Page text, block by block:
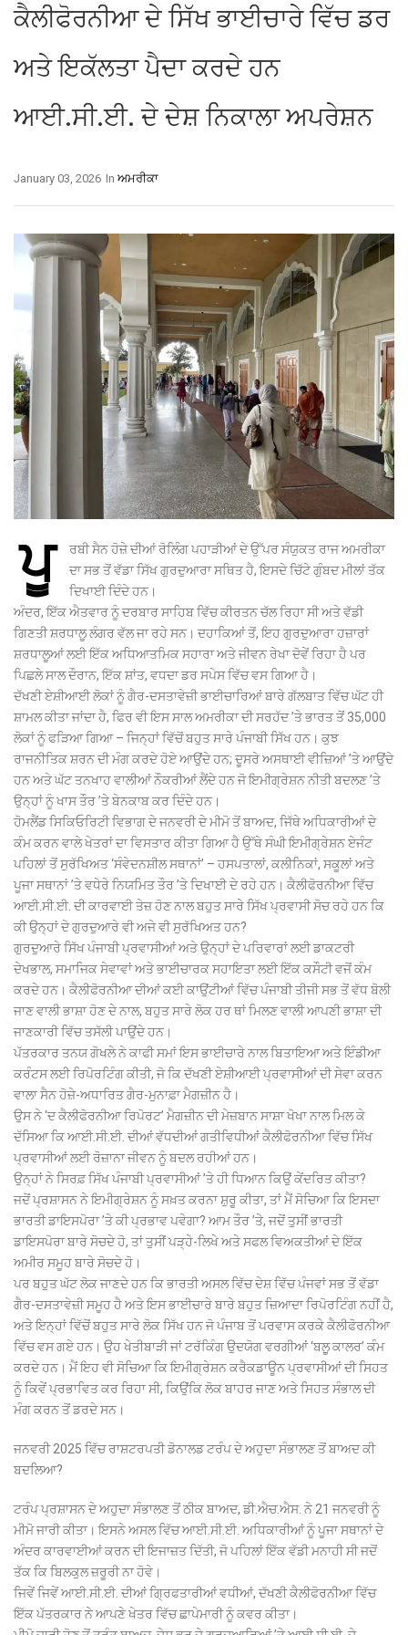
ਕੈਲੀਫੋਰਨੀਆ ਦੇ ਸਿੱਖ ਭਾਈਚਾਰੇ ਵਿੱਚ ਡਰ
ਅਤੇ ਇਕੱਲਤਾ ਪੈਦਾ ਕਰਦੇ ਹਨ
ਆਈ.ਸੀ.ਈ. ਦੇ ਦੇਸ਼ ਨਿਕਾਲਾ ਅਪਰੇਸ਼ਨ
In ਅਮਰੀਕਾ
January 03, 2026
ਪੂ
ਰਬੀ ਸੈਨ ਹੋਜ਼ੇ ਦੀਆਂ ਰੋਲਿੰਗ ਪਹਾੜੀਆਂ ਦੇ ਉੱਪਰ ਸੰਯੁਕਤ ਰਾਜ ਅਮਰੀਕਾ
ਦਾ ਸਭ ਤੋਂ ਵੱਡਾ ਸਿੱਖ ਗੁਰਦੁਆਰਾ ਸਥਿਤ ਹੈ, ਇਸਦੇ ਚਿੱਟੇ ਗੁੰਬਦ ਮੀਲਾਂ ਤੱਕ
ਦਿਖਾਈ ਦਿੰਦੇ ਹਨ।
ਅੰਦਰ, ਇੱਕ ਐਤਵਾਰ ਨੂੰ ਦਰਬਾਰ ਸਾਹਿਬ ਵਿੱਚ ਕੀਰਤਨ ਚੱਲ ਰਿਹਾ ਸੀ ਅਤੇ ਵੱਡੀ
ਗਿਣਤੀ ਸ਼ਰਧਾਲੂ ਲੰਗਰ ਵੱਲ ਜਾ ਰਹੇ ਸਨ। ਦਹਾਕਿਆਂ ਤੋਂ, ਇਹ ਗੁਰਦੁਆਰਾ ਹਜ਼ਾਰਾਂ
ਸ਼ਰਧਾਲੂਆਂ ਲਈ ਇੱਕ ਅਧਿਆਤਮਿਕ ਸਹਾਰਾ ਅਤੇ ਜੀਵਨ ਰੇਖਾ ਦੋਵੇਂ ਰਿਹਾ ਹੈ ਪਰ
ਪਿਛਲੇ ਸਾਲ ਦੌਰਾਨ, ਇੱਕ ਸ਼ਾਂਤ, ਵਧਦਾ ਡਰ ਸਪੇਸ ਵਿੱਚ ਵਸ ਗਿਆ ਹੈ।
ਦੱਖਣੀ ਏਸ਼ੀਆਈ ਲੋਕਾਂ ਨੂੰ ਗੈਰ-ਦਸਤਾਵੇਜ਼ੀ ਭਾਈਚਾਰਿਆਂ ਬਾਰੇ ਗੱਲਬਾਤ ਵਿੱਚ ਘੱਟ ਹੀ
ਸ਼ਾਮਲ ਕੀਤਾ ਜਾਂਦਾ ਹੈ, ਫਿਰ ਵੀ ਇਸ ਸਾਲ ਅਮਰੀਕਾ ਦੀ ਸਰਹੱਦ ’ਤੇ ਭਾਰਤ ਤੋਂ 35,000
ਲੋਕਾਂ ਨੂੰ ਫੜਿਆ ਗਿਆ – ਜਿਨ੍ਹਾਂ ਵਿੱਚੋਂ ਬਹੁਤ ਸਾਰੇ ਪੰਜਾਬੀ ਸਿੱਖ ਹਨ। ਕੁਝ
ਰਾਜਨੀਤਿਕ ਸ਼ਰਨ ਦੀ ਮੰਗ ਕਰਦੇ ਹੋਏ ਆਉਂਦੇ ਹਨ; ਦੂਸਰੇ ਅਸਥਾਈ ਵੀਜ਼ਿਆਂ ’ਤੇ ਆਉਂਦੇ
ਹਨ ਅਤੇ ਘੱਟ ਤਨਖਾਹ ਵਾਲੀਆਂ ਨੌਕਰੀਆਂ ਲੈਂਦੇ ਹਨ ਜੋ ਇਮੀਗ੍ਰੇਸ਼ਨ ਨੀਤੀ ਬਦਲਣ ’ਤੇ
ਉਨ੍ਹਾਂ ਨੂੰ ਖਾਸ ਤੌਰ ’ਤੇ ਬੇਨਕਾਬ ਕਰ ਦਿੰਦੇ ਹਨ।
ਹੋਮਲੈਂਡ ਸਿਕਿਓਰਿਟੀ ਵਿਭਾਗ ਦੇ ਜਨਵਰੀ ਦੇ ਮੀਮੋ ਤੋਂ ਬਾਅਦ, ਜਿੱਥੇ ਅਧਿਕਾਰੀਆਂ ਦੇ
ਕੰਮ ਕਰਨ ਵਾਲੇ ਖੇਤਰਾਂ ਦਾ ਵਿਸਤਾਰ ਕੀਤਾ ਗਿਆ ਹੈ ਉੱਥੇ ਸੰਘੀ ਇਮੀਗ੍ਰੇਸ਼ਨ ਏਜੰਟ
ਪਹਿਲਾਂ ਤੋਂ ਸੁਰੱਖਿਅਤ ‘ਸੰਵੇਦਨਸ਼ੀਲ ਸਥਾਨਾਂ’ – ਹਸਪਤਾਲਾਂ, ਕਲੀਨਿਕਾਂ, ਸਕੂਲਾਂ ਅਤੇ
ਪੂਜਾ ਸਥਾਨਾਂ ’ਤੇ ਵਧੇਰੇ ਨਿਯਮਿਤ ਤੌਰ ’ਤੇ ਦਿਖਾਈ ਦੇ ਰਹੇ ਹਨ। ਕੈਲੀਫੋਰਨੀਆ ਵਿੱਚ
ਆਈ.ਸੀ.ਈ. ਦੀ ਕਾਰਵਾਈ ਤੇਜ਼ ਹੋਣ ਨਾਲ ਬਹੁਤ ਸਾਰੇ ਸਿੱਖ ਪ੍ਰਵਾਸੀ ਸੋਚ ਰਹੇ ਹਨ ਕਿ
ਕੀ ਉਨ੍ਹਾਂ ਦੇ ਗੁਰਦੁਆਰੇ ਵੀ ਅਜੇ ਵੀ ਸੁਰੱਖਿਅਤ ਹਨ?
ਗੁਰਦੁਆਰੇ ਸਿੱਖ ਪੰਜਾਬੀ ਪ੍ਰਵਾਸੀਆਂ ਅਤੇ ਉਨ੍ਹਾਂ ਦੇ ਪਰਿਵਾਰਾਂ ਲਈ ਡਾਕਟਰੀ
ਦੇਖਭਾਲ, ਸਮਾਜਿਕ ਸੇਵਾਵਾਂ ਅਤੇ ਭਾਈਚਾਰਕ ਸਹਾਇਤਾ ਲਈ ਇੱਕ ਕਸੌਟੀ ਵਜੋਂ ਕੰਮ
ਕਰਦੇ ਹਨ। ਕੈਲੀਫੋਰਨੀਆ ਦੀਆਂ ਕਈ ਕਾਉਂਟੀਆਂ ਵਿੱਚ ਪੰਜਾਬੀ ਤੀਜੀ ਸਭ ਤੋਂ ਵੱਧ ਬੋਲੀ
ਜਾਣ ਵਾਲੀ ਭਾਸ਼ਾ ਹੋਣ ਦੇ ਨਾਲ, ਬਹੁਤ ਸਾਰੇ ਲੋਕ ਹਰ ਥਾਂ ਮਿਲਣ ਵਾਲੀ ਆਪਣੀ ਭਾਸ਼ਾ ਦੀ
ਜਾਣਕਾਰੀ ਵਿੱਚ ਤਸੱਲੀ ਪਾਉਂਦੇ ਹਨ।
ਪੱਤਰਕਾਰ ਤਨਯ ਗੋਖਲੇ ਨੇ ਕਾਫੀ ਸਮਾਂ ਇਸ ਭਾਈਚਾਰੇ ਨਾਲ ਬਿਤਾਇਆ ਅਤੇ ਇੰਡੀਆ
ਕਰੰਟਸ ਲਈ ਰਿਪੋਰਟਿੰਗ ਕੀਤੀ, ਜੋ ਕਿ ਦੱਖਣੀ ਏਸ਼ੀਆਈ ਪ੍ਰਵਾਸੀਆਂ ਦੀ ਸੇਵਾ ਕਰਨ
ਵਾਲਾ ਸੈਨ ਹੋਜ਼ੇ-ਅਧਾਰਿਤ ਗੈਰ-ਮੁਨਾਫ਼ਾ ਮੈਗਜ਼ੀਨ ਹੈ।
ਉਸ ਨੇ ‘ਦ ਕੈਲੀਫੋਰਨੀਆ ਰਿਪੋਰਟ’ ਮੈਗਜ਼ੀਨ ਦੀ ਮੇਜ਼ਬਾਨ ਸਾਸ਼ਾ ਖੋਖਾ ਨਾਲ ਮਿਲ ਕੇ
ਦੱਸਿਆ ਕਿ ਆਈ.ਸੀ.ਈ. ਦੀਆਂ ਵੱਧਦੀਆਂ ਗਤੀਵਿਧੀਆਂ ਕੈਲੀਫੋਰਨੀਆ ਵਿੱਚ ਸਿੱਖ
ਪ੍ਰਵਾਸੀਆਂ ਲਈ ਰੋਜ਼ਾਨਾ ਜੀਵਨ ਨੂੰ ਬਦਲ ਰਹੀਆਂ ਹਨ।
ਉਨ੍ਹਾਂ ਨੇ ਸਿਰਫ਼ ਸਿੱਖ ਪੰਜਾਬੀ ਪ੍ਰਵਾਸੀਆਂ ’ਤੇ ਹੀ ਧਿਆਨ ਕਿਉਂ ਕੇਂਦਰਿਤ ਕੀਤਾ?
ਜਦੋਂ ਪ੍ਰਸ਼ਾਸਨ ਨੇ ਇਮੀਗ੍ਰੇਸ਼ਨ ਨੂੰ ਸਖ਼ਤ ਕਰਨਾ ਸ਼ੁਰੂ ਕੀਤਾ, ਤਾਂ ਮੈਂ ਸੋਚਿਆ ਕਿ ਇਸਦਾ
ਭਾਰਤੀ ਡਾਇਸਪੋਰਾ ’ਤੇ ਕੀ ਪ੍ਰਭਾਵ ਪਵੇਗਾ? ਆਮ ਤੌਰ ’ਤੇ, ਜਦੋਂ ਤੁਸੀਂ ਭਾਰਤੀ
ਡਾਇਸਪੋਰਾ ਬਾਰੇ ਸੋਚਦੇ ਹੋ, ਤਾਂ ਤੁਸੀਂ ਪੜ੍ਹੇ-ਲਿਖੇ ਅਤੇ ਸਫਲ ਵਿਅਕਤੀਆਂ ਦੇ ਇੱਕ
ਅਮੀਰ ਸਮੂਹ ਬਾਰੇ ਸੋਚਦੇ ਹੋ।
ਪਰ ਬਹੁਤ ਘੱਟ ਲੋਕ ਜਾਣਦੇ ਹਨ ਕਿ ਭਾਰਤੀ ਅਸਲ ਵਿੱਚ ਦੇਸ਼ ਵਿੱਚ ਪੰਜਵਾਂ ਸਭ ਤੋਂ ਵੱਡਾ
ਗੈਰ-ਦਸਤਾਵੇਜ਼ੀ ਸਮੂਹ ਹੈ ਅਤੇ ਇਸ ਭਾਈਚਾਰੇ ਬਾਰੇ ਬਹੁਤ ਜ਼ਿਆਦਾ ਰਿਪੋਰਟਿੰਗ ਨਹੀਂ ਹੈ,
ਅਤੇ ਇਨ੍ਹਾਂ ਵਿੱਚੋਂ ਬਹੁਤ ਸਾਰੇ ਲੋਕ ਸਿੱਖ ਹਨ ਜੋ ਪੰਜਾਬ ਤੋਂ ਪਰਵਾਸ ਕਰਕੇ ਕੈਲੀਫੋਰਨੀਆ
ਵਿੱਚ ਵਸ ਗਏ ਹਨ। ਉਹ ਖੇਤੀਬਾੜੀ ਜਾਂ ਟਰੱਕਿੰਗ ਉਦਯੋਗ ਵਰਗੀਆਂ ‘ਬਲੁੂ ਕਾਲਰ’ ਕੰਮ
ਕਰਦੇ ਹਨ। ਮੈਂ ਇਹ ਵੀ ਸੋਚਿਆ ਕਿ ਇਮੀਗ੍ਰੇਸ਼ਨ ਕਰੈਕਡਾਊਨ ਪ੍ਰਵਾਸੀਆਂ ਦੀ ਸਿਹਤ
ਨੂੰ ਕਿਵੇਂ ਪ੍ਰਭਾਵਿਤ ਕਰ ਰਿਹਾ ਸੀ, ਕਿਉਂਕਿ ਲੋਕ ਬਾਹਰ ਜਾਣ ਅਤੇ ਸਿਹਤ ਸੰਭਾਲ ਦੀ
ਮੰਗ ਕਰਨ ਤੋਂ ਡਰਦੇ ਸਨ।
ਜਨਵਰੀ 2025 ਵਿੱਚ ਰਾਸ਼ਟਰਪਤੀ ਡੋਨਾਲਡ ਟਰੰਪ ਦੇ ਅਹੁਦਾ ਸੰਭਾਲਣ ਤੋਂ ਬਾਅਦ ਕੀ
ਬਦਲਿਆ?
ਟਰੰਪ ਪ੍ਰਸ਼ਾਸਨ ਦੇ ਅਹੁਦਾ ਸੰਭਾਲਣ ਤੋਂ ਠੀਕ ਬਾਅਦ, ਡੀ.ਐਚ.ਐਸ. ਨੇ 21 ਜਨਵਰੀ ਨੂੰ
ਮੀਮੋ ਜਾਰੀ ਕੀਤਾ। ਇਸਨੇ ਅਸਲ ਵਿੱਚ ਆਈ.ਸੀ.ਈ. ਅਧਿਕਾਰੀਆਂ ਨੂੰ ਪੂਜਾ ਸਥਾਨਾਂ ਦੇ
ਅੰਦਰ ਕਾਰਵਾਈਆਂ ਕਰਨ ਦੀ ਇਜਾਜ਼ਤ ਦਿੱਤੀ, ਜੋ ਪਹਿਲਾਂ ਇੱਕ ਵੱਡੀ ਮਨਾਹੀ ਸੀ ਜਦੋਂ
ਤੱਕ ਕਿ ਬਿਲਕੁਲ ਜ਼ਰੂਰੀ ਨਾ ਹੋਵੇ।
ਜਿਵੇਂ ਜਿਵੇਂ ਆਈ.ਸੀ.ਈ. ਦੀਆਂ ਗ੍ਰਿਫਤਾਰੀਆਂ ਵਧੀਆਂ, ਦੱਖਣੀ ਕੈਲੀਫੋਰਨੀਆ ਵਿੱਚ
ਇੱਕ ਪੱਤਰਕਾਰ ਨੇ ਆਪਣੇ ਖੇਤਰ ਵਿੱਚ ਛਾਪੇਮਾਰੀ ਨੂੰ ਕਵਰ ਕੀਤਾ।